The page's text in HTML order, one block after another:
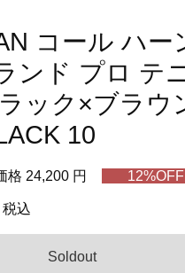
コール ハー
ンド プロ テ
ック×ブラウ
10
格 24,200 円
税込
Soldout